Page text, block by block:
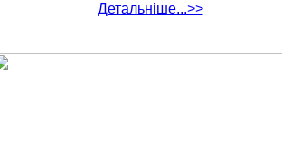
Детальніше...>>